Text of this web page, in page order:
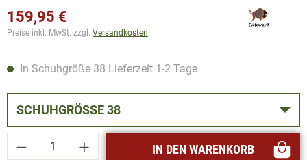
159,95 €
Preise inkl. MwSt. zzgl. Versandkosten
In Schuhgröße 38 Lieferzeit 1-2 Tage
SCHUHGRÖSSE 38
Produkt Anzahl: Gib den gewünschten
IN DEN WARENKORB